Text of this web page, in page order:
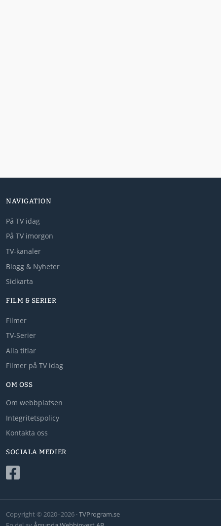
NAVIGATION
På TV idag
På TV imorgon
TV-kanaler
Blogg & Nyheter
Sidkarta
FILM & SERIER
Filmer
TV-Serier
Alla titlar
Filmer på TV idag
OM OSS
Om webbplatsen
Integritetspolicy
Kontakta oss
SOCIALA MEDIER
Copyright © 2020–2026 ·TVProgram.se